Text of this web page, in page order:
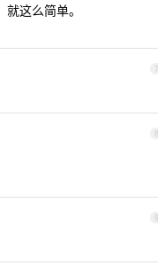
这么简单。
7
8
9